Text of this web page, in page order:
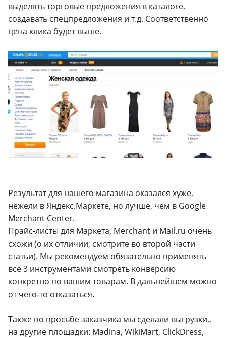
выделять торговые предложения в каталоге,
создавать спецпредложения и т.д. Соответственно
цена клика будет выше.
Результат для нашего магазина оказался хуже,
нежели в Яндекс.Маркете, но лучше, чем в Google
Merchant Center.
Прайс-листы для Маркета, Merchant и Mail.ru очень
схожи (о их отличии, смотрите во второй части
статьи). Мы рекомендуем обязательно применять
все 3 инструментами смотреть конверсию
конкретно по вашим товарам. В дальнейшем можно
от чего-то отказаться.
Также по просьбе заказчика мы сделали выгрузки,,
на другие площадки: Madina, WikiMart, ClickDress,